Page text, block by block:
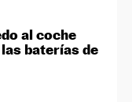
al coche
baterías de